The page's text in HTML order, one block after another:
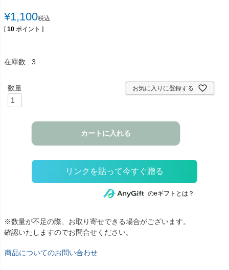
¥1,100税込
[ 10 ポイント ]
在庫数 3
お気に入りに登録する
カートに入れる
のeギフトとは？
※数量が不足の際、お取り寄せできる場合がございます。
確認いたしますのでお問合せください。
商品についてのお問い合わせ